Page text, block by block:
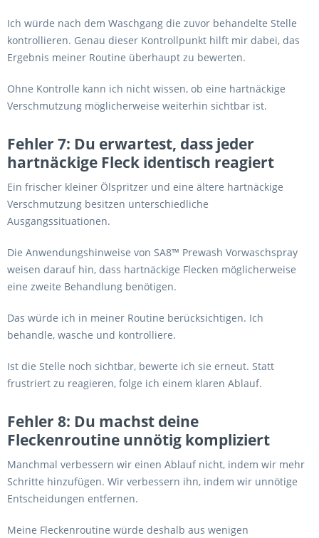
Ich würde nach dem Waschgang die zuvor behandelte Stelle
kontrollieren. Genau dieser Kontrollpunkt hilft mir dabei, das
Ergebnis meiner Routine überhaupt zu bewerten.
Ohne Kontrolle kann ich nicht wissen, ob eine hartnäckige
Verschmutzung möglicherweise weiterhin sichtbar ist.
Fehler 7: Du erwartest, dass jeder
hartnäckige Fleck identisch reagiert
Ein frischer kleiner Ölspritzer und eine ältere hartnäckige
Verschmutzung besitzen unterschiedliche
Ausgangssituationen.
Die Anwendungshinweise von SA8™ Prewash Vorwaschspray
weisen darauf hin, dass hartnäckige Flecken möglicherweise
eine zweite Behandlung benötigen.
Das würde ich in meiner Routine berücksichtigen. Ich
behandle, wasche und kontrolliere.
Ist die Stelle noch sichtbar, bewerte ich sie erneut. Statt
frustriert zu reagieren, folge ich einem klaren Ablauf.
Fehler 8: Du machst deine
Fleckenroutine unnötig kompliziert
Manchmal verbessern wir einen Ablauf nicht, indem wir mehr
Schritte hinzufügen. Wir verbessern ihn, indem wir unnötige
Entscheidungen entfernen.
Meine Fleckenroutine würde deshalb aus wenigen